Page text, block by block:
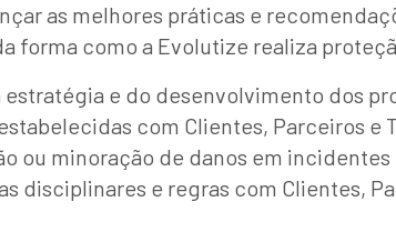
as melhores práticas e
forma como a Evolutize realiza
e do desenvolvimento dos
com Clientes, Parceiros e
ou minoração de danos em
disciplinares e regras com Clientes,